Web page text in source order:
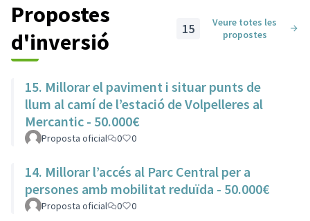
D’on surten aquestes propostes?
Les propostes de barri les heu presentat les veïnes i
veïns del Centre Oest, i les de Centre les heu presentat
el veïnat del Centre Oest, el Nucli Antic i el Centre Oest.
En total,vau presentar 166 proposes
validat tècnicament per part dels diferents àmbits
de Barri, que ha definit juntament amb el veïnat quines
anaven a votació.
Propostes
d'inversió
15
Veure totes les
propostes
15. Millorar el paviment i situar punts de
llum al camí de l’estació de Volpelleres al
Mercantic - 50.000€
Proposta oficial 0 0
14. Millorar l’accés al Parc Central per a
persones amb mobilitat reduïda - 50.000€
Proposta oficial 0 0